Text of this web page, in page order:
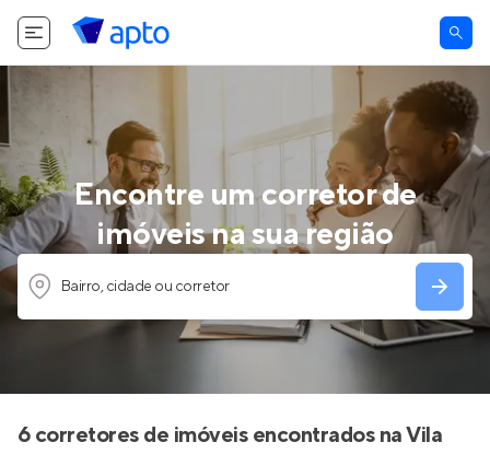
Encontre um corretor de
imóveis na sua região
Bairro, cidade ou corretor
6 corretores de imóveis encontrados na Vila